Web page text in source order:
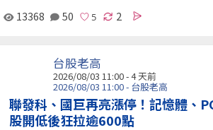
13368 50 2
台股老高
2026/08/03 11:00 - 4 天前
2026/08/03 11:00 - 台股老高
聯發科、國巨再亮漲停！記憶體、
股開低後狂拉逾600點